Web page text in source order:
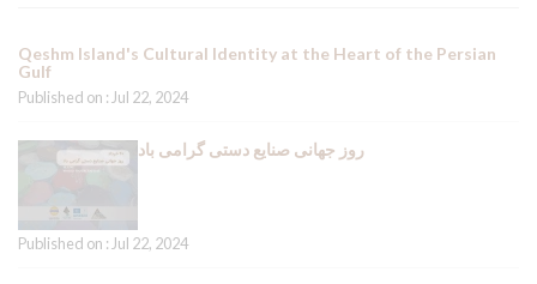
Qeshm Island's Cultural Identity at the Heart of the Persian
Gulf
Published on : Jul 22, 2024
روز جهانی صنایع دستی گرامی باد
Published on : Jul 22, 2024